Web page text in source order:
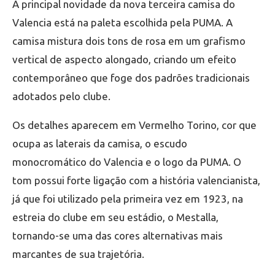
A principal novidade da nova terceira camisa do
Valencia está na paleta escolhida pela PUMA. A
camisa mistura dois tons de rosa em um grafismo
vertical de aspecto alongado, criando um efeito
contemporâneo que foge dos padrões tradicionais
adotados pelo clube.
Os detalhes aparecem em Vermelho Torino, cor que
ocupa as laterais da camisa, o escudo
monocromático do Valencia e o logo da PUMA. O
tom possui forte ligação com a história valencianista,
já que foi utilizado pela primeira vez em 1923, na
estreia do clube em seu estádio, o Mestalla,
tornando-se uma das cores alternativas mais
marcantes de sua trajetória.